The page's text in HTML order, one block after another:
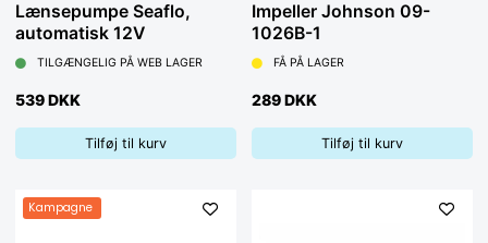
Lænsepumpe Seaflo,
automatisk 12V
TILGÆNGELIG PÅ WEB LAGER
539 DKK
Tilføj til kurv
Impeller Johnson 09-
1026B-1
FÅ PÅ LAGER
289 DKK
Tilføj til kurv
Kampagne